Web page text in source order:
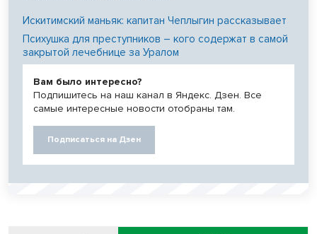
Искитимский маньяк: капитан Чеплыгин рассказывает
Психушка для преступников – кого содержат в самой
закрытой лечебнице за Уралом
Вам было интересно?
Подпишитесь на наш канал в Яндекс. Дзен. Все
самые интересные новости отобраны там.
Подписаться на Дзен